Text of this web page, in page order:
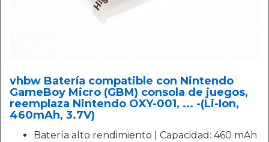
vhbw Batería compatible con Nintendo
GameBoy Micro (GBM) consola de juegos,
reemplaza Nintendo OXY-001, ... -(Li-Ion,
460mAh, 3.7V)
Batería alto rendimiento | Capacidad: 460 mAh